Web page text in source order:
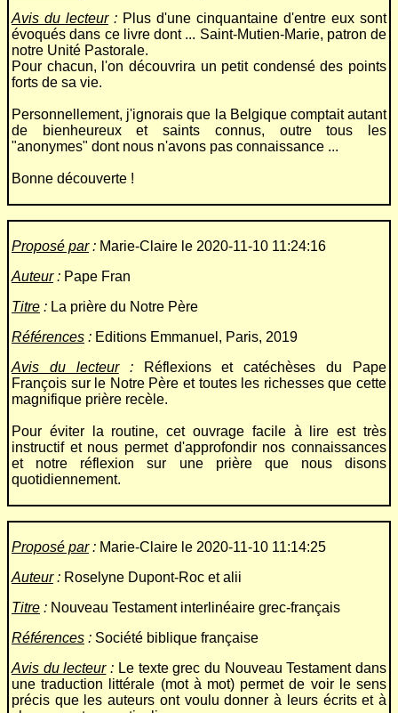
Avis du lecteur: Plus d'une cinquantaine d'entre eux sont
évoqués dans ce livre dont ... Saint-Mutien-Marie, patron de
notre Unité Pastorale.
Pour chacun, l'on découvrira un petit condensé des points
forts de sa vie.
Personnellement, j'ignorais que la Belgique comptait autant
de bienheureux et saints connus, outre tous les
"anonymes" dont nous n'avons pas connaissance ...
Bonne découverte !
Proposé par: Marie-Claire le 2020-11-10 11:24:16
Auteur: Pape Fran
Titre : La prière du Notre Père
Références : Editions Emmanuel, Paris, 2019
Avis du lecteur:
Réflexions et catéchèses du Pape
François sur le Notre Père et toutes les richesses que cette
magnifique prière recèle.
Pour éviter la routine, cet ouvrage facile à lire est très
instructif et nous permet d'approfondir nos connaissances
et notre réflexion sur une prière que nous disons
quotidiennement.
Proposé par: Marie-Claire le 2020-11-10 11:14:25
Auteur: Roselyne Dupont-Roc et alii
Titre : Nouveau Testament interlinéaire grec-français
Références : Société biblique française
Avis du lecteur: Le texte grec du Nouveau Testament dans
une traduction littérale (mot à mot) permet de voir le sens
précis que les auteurs ont voulu donner à leurs écrits et à